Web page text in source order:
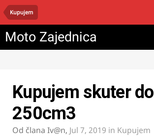
Kupujem
Moto Zajednica
Kupujem skuter do
250cm3
Od člana Iv@n, Jul 7, 2019 in Kupujem